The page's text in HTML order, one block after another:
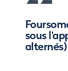
sous
alternés)